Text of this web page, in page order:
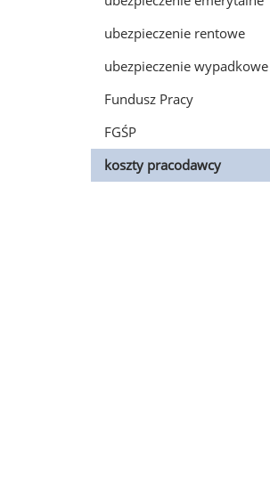
ubezpieczenie rentowe
ubezpieczenie wypadkowe
Fundusz Pracy
FGŚP
koszty pracodawcy